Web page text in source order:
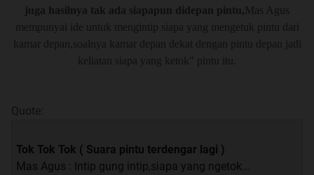
juga hasilnya tak ada siapapun didepan pintu,Mas Agus
mempunyai ide untuk mengintip siapa yang mengetuk pintu dari
kamar depan,soalnya kamar depan dekat dengan pintu depan jadi
keliatan siapa yang ketok" pintu itu.
Quote:
Tok Tok Tok ( Suara pintu terdengar lagi )
Mas Agus : Intip gung intip,siapa yang ngetok...